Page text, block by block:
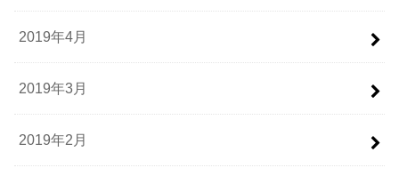
2019年4月
2019年3月
2019年2月